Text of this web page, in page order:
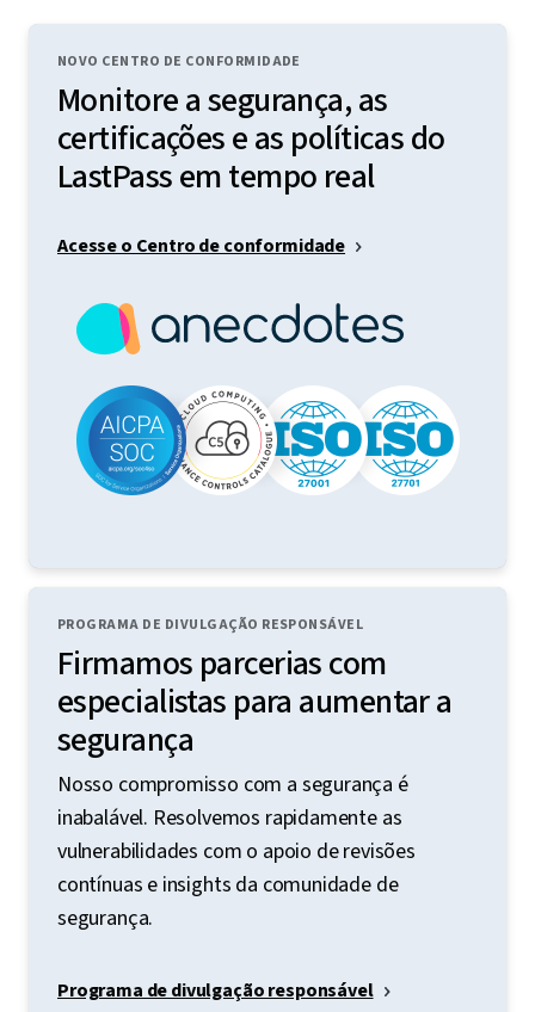
NOVO CENTRO DE CONFORMIDADE
Monitore a segurança, as
certificações e as políticas do
LastPass em tempo real
Acesse o Centro de conformidade
PROGRAMA DE DIVULGAÇÃO RESPONSÁVEL
Firmamos parcerias com
especialistas para aumentar a
segurança
Nosso compromisso com a segurança é
inabalável. Resolvemos rapidamente as
vulnerabilidades com o apoio de revisões
contínuas e insights da comunidade de
segurança.
Programa de divulgação responsável